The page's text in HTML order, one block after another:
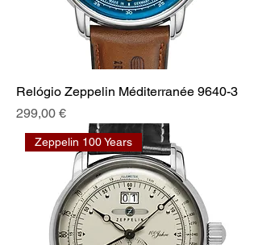
Relógio Zeppelin Méditerranée 9640-3
Preis
299,00 €
Zeppelin 100 Years